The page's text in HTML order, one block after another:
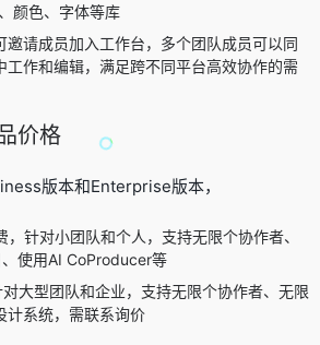
颜色、字体等库
邀请成员加入工作台，多个团队成员可以同
工作和编辑，满足跨不同平台高效协作的需
价格
版本和Enterprise版本，
，针对小团队和个人，支持无限个协作者、
使用AI CoProducer等
大型团队和企业，支持无限个协作者、无限
计系统，需联系询价